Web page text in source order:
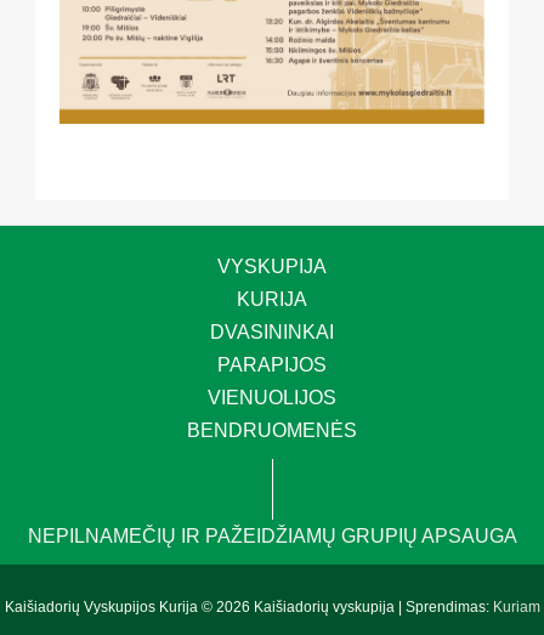
VYSKUPIJA
KURIJA
DVASININKAI
PARAPIJOS
VIENUOLIJOS
BENDRUOMENĖS
NEPILNAMEČIŲ IR PAŽEIDŽIAMŲ GRUPIŲ APSAUGA
Kaišiadorių Vyskupijos Kurija © 2026 Kaišiadorių vyskupija | Sprendimas: Kuriam